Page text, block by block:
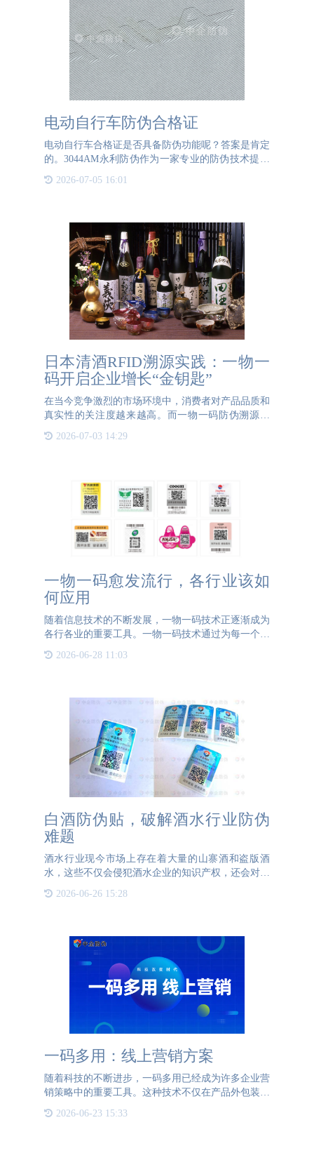
电动自行车防伪合格证
电动自行车合格证是否具备防伪功能呢？答案是肯定
的。3044AM永利防伪作为一家专业的防伪技术提供
们采用多种先进的防伪工艺，确保每一张合格证都具
2026-07-05 16:01
日本清酒RFID溯源实践：一物一
码开启企业增长“金钥匙”
在当今竞争激烈的市场环境中，消费者对产品品质和
真实性的关注度越来越高。而一物一码防伪溯源技
动销售增长的“金钥匙”。以日本清酒行业为例，它凭
2026-07-03 14:29
一物一码愈发流行，各行业该如
何应用
随着信息技术的不断发展，一物一码技术正逐渐成为
各行各业的重要工具。一物一码技术通过为每一个产
消费的全程追踪和管理。这一技术的应用不仅提升了
2026-06-28 11:03
白酒防伪贴，破解酒水行业防伪
难题
酒水行业现今市场上存在着大量的山寨酒和盗版酒
水，这些不仅会侵犯酒水企业的知识产权，还会对消
费者造成财务和身体上的损失。酒水企业通过采用白
酒防伪贴，可以有效地遏制假冒伪劣酒水的流通，并
2026-06-26 15:28
一码多用：线上营销方案
随着科技的不断进步，一码多用已经成为许多企业营
销策略中的重要工具。这种技术不仅在产品外包装上
节省了空间，还在线上营销中发挥了巨大的作用。一
个简单的二维码，通过不同的设备和时间扫描，可以
2026-06-23 15:33